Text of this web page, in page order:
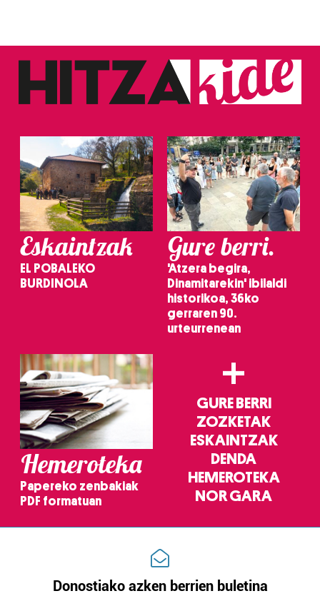
Eskaintzak
EL POBALEKO
BURDINOLA
Gure berri.
'Atzera begira,
Dinamitarekin' ibilaldi
historikoa, 36ko
gerraren 90.
urteurrenean
Hemeroteka
Papereko zenbakiak
PDF formatuan
+
GURE BERRI
ZOZKETAK
ESKAINTZAK
DENDA
HEMEROTEKA
NOR GARA
Donostiako azken berrien buletina